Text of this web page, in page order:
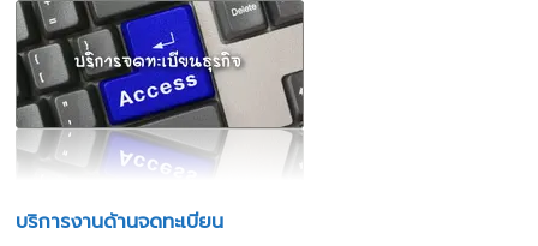
บริการงานด้านจดทะเบียน